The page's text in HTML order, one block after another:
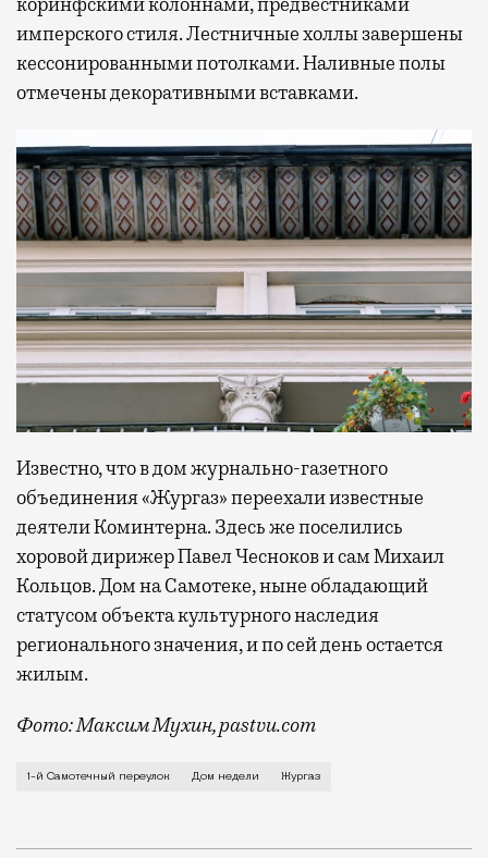
имперского стиля. Лестничные холлы завершены
кессонированными потолками. Наливные полы
отмечены декоративными вставками.
Известно, что в дом журнально-газетного
объединения «Жургаз» переехали известные
деятели Коминтерна. Здесь же поселились
хоровой дирижер Павел Чесноков и сам Михаил
Кольцов. Дом на Самотеке, ныне обладающий
статусом объекта культурного наследия
регионального значения, и по сей день остается
жилым.
Фото: Максим Мухин, pastvu.com
Михаилу Кольцову (он же Моисей Фридлянд),
1-й Самотечный переулок Дом недели Жургаз